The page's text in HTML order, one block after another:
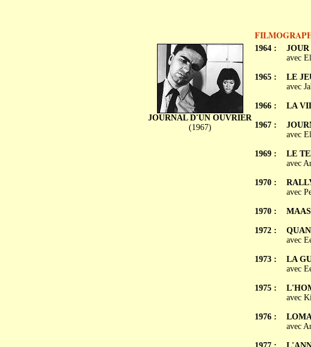
JOURNAL D'UN OUVRIER
(1967)
1964 :
1965 :
1966 :
1967 :
1969 :
1970 :
1970 :
1972 :
1973 :
1975 :
1976 :
avec
LE
avec
LA
avec
LE
avec
avec
avec
LA
avec
avec
avec